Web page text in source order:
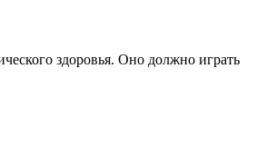
здоровья. Оно должно играть